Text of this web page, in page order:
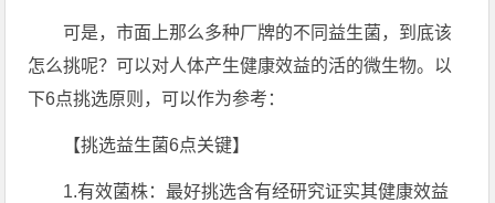
可是，市面上那么多种厂牌的不同益生菌，到底该
怎么挑呢？可以对人体产生健康效益的活的微生物。以
下6点挑选原则，可以作为参考：
【挑选益生菌6点关键】
1.有效菌株：最好挑选含有经研究证实其健康效益